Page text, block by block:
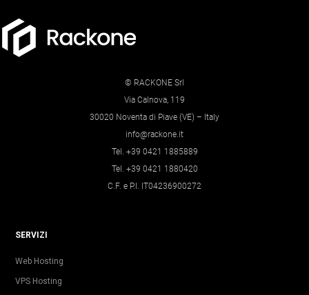
© RACKONE Srl
Via Calnova, 119
30020 Noventa di Piave (VE) – Italy
info@rackone.it
Tel. +39 0421 1885889
Tel. +39 0421 1880420
C.F. e P.I. IT04236900272
SERVIZI
Web Hosting
VPS Hosting